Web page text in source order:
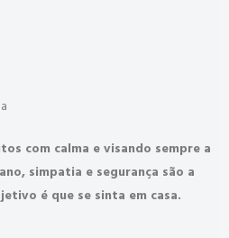
com calma e visando sempre a
simpatia e segurança são a
é que se sinta em casa.